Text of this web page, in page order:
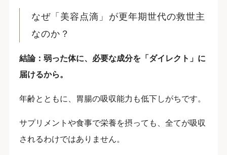
なぜ「美容点滴」が更年期世代の救世主
なのか？
結論：弱った体に、必要な成分を「ダイレクト」に
届けるから。
年齢とともに、胃腸の吸収能力も低下しがちです。
サプリメントや食事で栄養を摂っても、全てが吸収
されるわけではありません。